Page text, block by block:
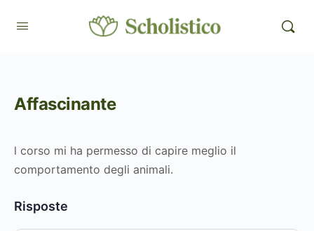
Affascinante
l corso mi ha permesso di capire meglio il
comportamento degli animali.
Risposte